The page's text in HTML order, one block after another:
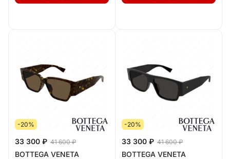
-20%
33 300 ₽ 41 600 ₽
BOTTEGA VENETA
-20%
33 300 ₽ 41 600 ₽
BOTTEGA VENETA